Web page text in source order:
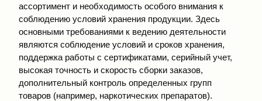
ассортимент и необходимость особого внимания к
соблюдению условий хранения продукции. Здесь
основными требованиями к ведению деятельности
являются соблюдение условий и сроков хранения,
поддержка работы с сертификатами, серийный учет,
высокая точность и скорость сборки заказов,
дополнительный контроль определенных групп
товаров (например, наркотических препаратов).